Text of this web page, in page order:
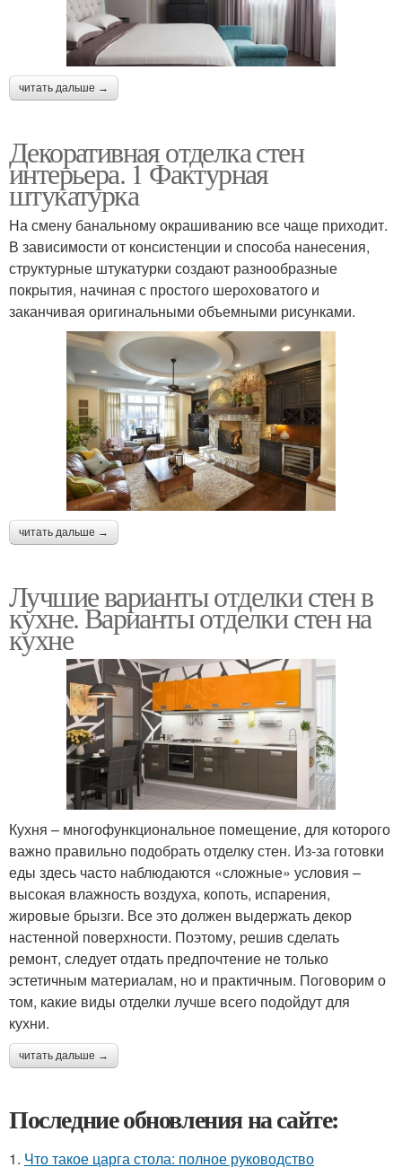
читать дальше →
Декоративная отделка стен
интерьера. 1 Фактурная
штукатурка
На смену банальному окрашиванию все чаще приходит.
В зависимости от консистенции и способа нанесения,
структурные штукатурки создают разнообразные
покрытия, начиная с простого шероховатого и
заканчивая оригинальными объемными рисунками.
читать дальше →
Лучшие варианты отделки стен в
кухне. Варианты отделки стен на
кухне
Кухня – многофункциональное помещение, для которого
важно правильно подобрать отделку стен. Из-за готовки
еды здесь часто наблюдаются «сложные» условия –
высокая влажность воздуха, копоть, испарения,
жировые брызги. Все это должен выдержать декор
настенной поверхности. Поэтому, решив сделать
ремонт, следует отдать предпочтение не только
эстетичным материалам, но и практичным. Поговорим о
том, какие виды отделки лучше всего подойдут для
кухни.
читать дальше →
Последние обновления на сайте:
1. Что такое царга стола: полное руководство